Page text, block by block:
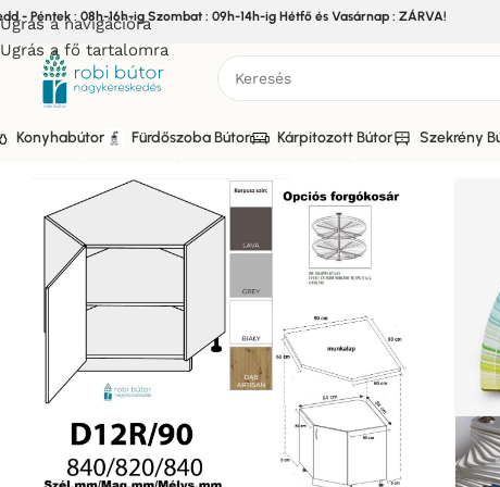
Ugrás a navigációra
Ugrás a fő tartalomra
- Péntek : 08h-16h-ig Szombat : 09h-14h-ig Hétfő és Vasárnap : ZÁRVA!
Konyhabútor Fürdőszoba Bútor Kárpitozott Bútor Szekrény
Kezdőlap Elemes Konyhabútor